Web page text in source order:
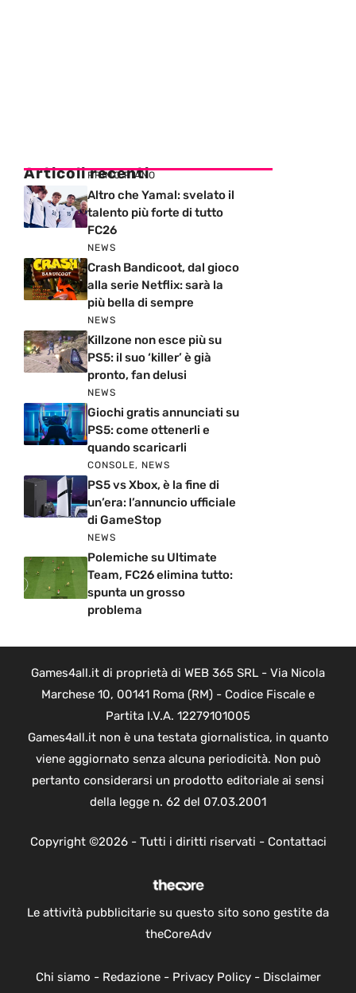
Articoli recenti
PRIMO PIANO
Altro che Yamal: svelato il
talento più forte di tutto
FC26
NEWS
Crash Bandicoot, dal gioco
alla serie Netflix: sarà la
più bella di sempre
NEWS
Killzone non esce più su
PS5: il suo ‘killer’ è già
pronto, fan delusi
NEWS
Giochi gratis annunciati su
PS5: come ottenerli e
quando scaricarli
CONSOLE, NEWS
PS5 vs Xbox, è la fine di
un’era: l’annuncio ufficiale
di GameStop
NEWS
Polemiche su Ultimate
Team, FC26 elimina tutto:
spunta un grosso
problema
Games4all.it di proprietà di WEB 365 SRL - Via Nicola
Marchese 10, 00141 Roma (RM) - Codice Fiscale e
Partita I.V.A. 12279101005
Games4all.it non è una testata giornalistica, in quanto
viene aggiornato senza alcuna periodicità. Non può
pertanto considerarsi un prodotto editoriale ai sensi
della legge n. 62 del 07.03.2001
Copyright ©2026 - Tutti i diritti riservati - Contattaci
Le attività pubblicitarie su questo sito sono gestite da
theCoreAdv
Chi siamo - Redazione- Privacy Policy- Disclaimer